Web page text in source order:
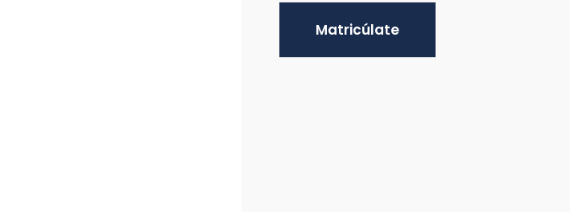
Matricúlate